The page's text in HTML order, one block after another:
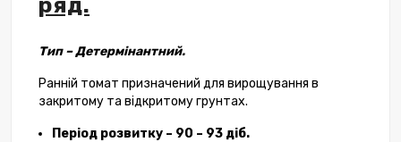
Тип – Детермінантний.
Ранній томат призначений для вирощування в
закритому та відкритому грунтах.
Період розвитку – 90 – 93 діб.